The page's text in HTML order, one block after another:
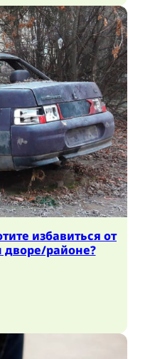
избавиться от
дворе/районе?